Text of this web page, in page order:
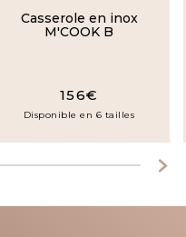
Casserole en inox
M'COOK B
156€
Disponible en 6 tailles